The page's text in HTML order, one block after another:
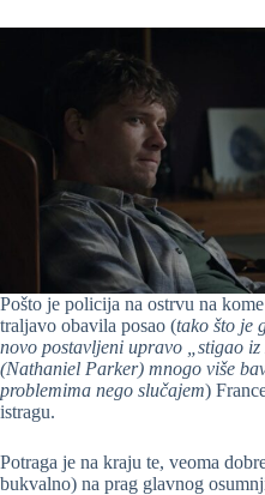
Pošto je policija na ostrvu na
traljavo obavila posao (tako što je
novo postavljeni upravo „stigao
(Nathaniel Parker) mnogo više
problemima nego slučajem)
istragu.
Potraga je na kraju te, veoma
bukvalno) na prag glavnog